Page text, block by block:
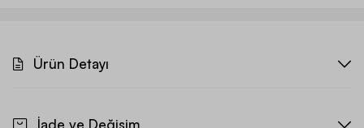
Ürün Detayı